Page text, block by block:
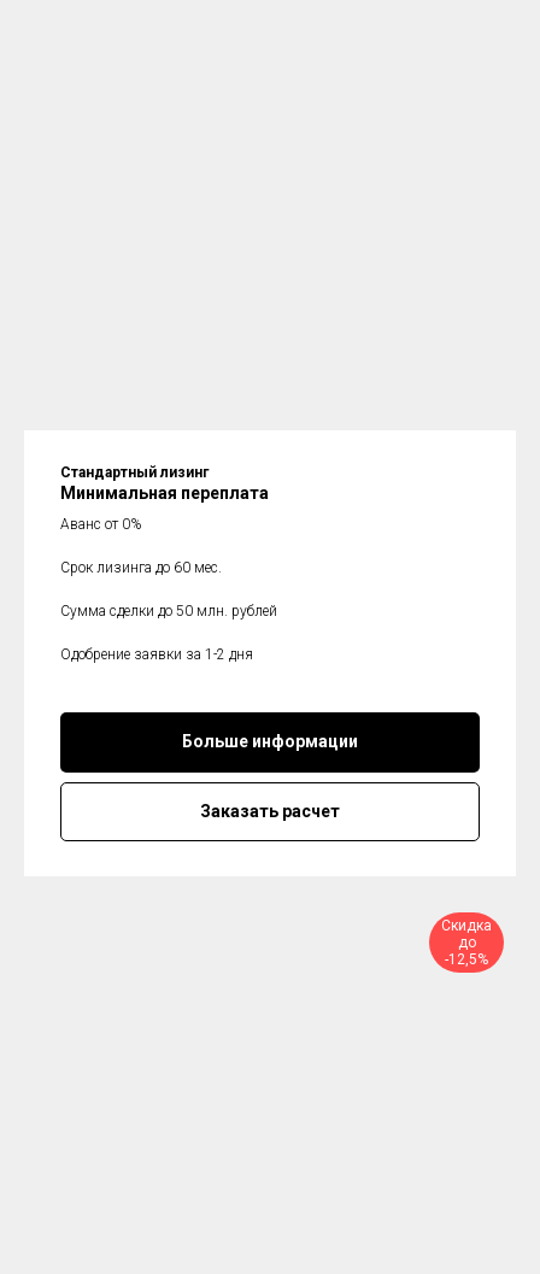
Стандартный лизинг
Минимальная переплата
Аванс от 0%
Срок лизинга до 60 мес.
Сумма сделки до 50 млн. рублей
Одобрение заявки за 1-2 дня
Больше информации
Заказать расчет
Скидка
до
-12,5%